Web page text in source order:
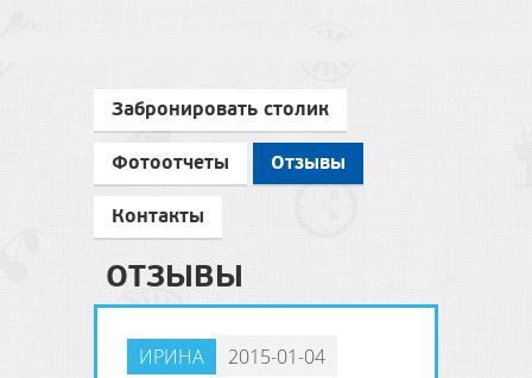
Забронировать столик
Фотоотчеты Отзывы
Контакты
ОТЗЫВЫ
ИРИНА 2015-01-04